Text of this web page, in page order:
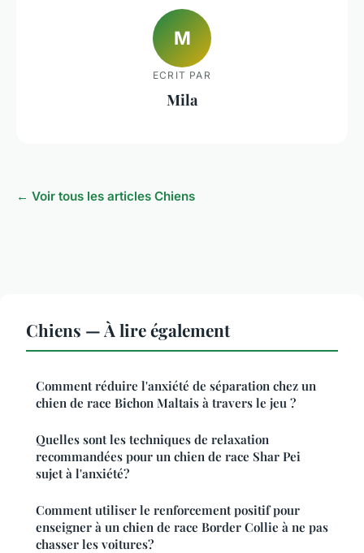
M
ECRIT PAR
Mila
← Voir tous les articles Chiens
Chiens — À lire également
Comment réduire l'anxiété de séparation chez un
chien de race Bichon Maltais à travers le jeu ?
Quelles sont les techniques de relaxation
recommandées pour un chien de race Shar Pei
sujet à l'anxiété?
Comment utiliser le renforcement positif pour
enseigner à un chien de race Border Collie à ne pas
chasser les voitures?